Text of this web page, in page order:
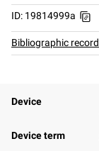
ID: 19814999a
Bibliographic record
Device
Device term